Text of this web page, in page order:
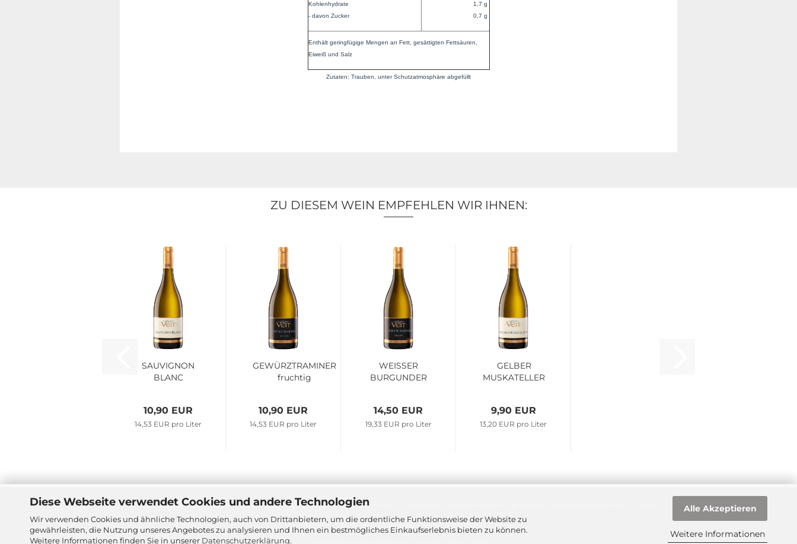
Diese Webseite verwendet Cookies und andere Technologien
Wir verwenden Cookies und ähnliche Technologien, auch von Drittanbietern, um die ordentliche Funktionsweise der Website zu
gewährleisten, die Nutzung unseres Angebotes zu analysieren und Ihnen ein bestmögliches Einkaufserlebnis bieten zu können.
Weitere Informationen finden Sie in unserer Datenschutzerklärung.
Alle Akzeptieren
Weitere Informationen
Kohlenhydrate
- davon Zucker
1,7 g
0,7 g
Enthält geringfügige Mengen an Fett, gesättigten Fettsäuren,
Eiweiß und Salz
Zutaten: Trauben, unter Schutzatmosphäre abgefüllt
ZU DIESEM WEIN EMPFEHLEN WIR IHNEN:
SAUVIGNON
BLANC
10,90 EUR
14,53 EUR pro Liter
GEWÜRZTRAMINER
fruchtig
10,90 EUR
14,53 EUR pro Liter
WEISSER
BURGUNDER
14,50 EUR
19,33 EUR pro Liter
GELBER
MUSKATELLER
9,90 EUR
13,20 EUR pro Liter
Sitzung unterbrochen Jugendschutz Impressum Kontakt
Privatsphäre und Datenschutz
Cookie Einstellungen